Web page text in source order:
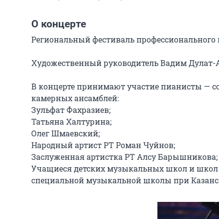
О концерте
Региональный фестиваль
Художественный руководитель Вадим Дулат-
В концерте принимают участие пианисты —
камерных ансамблей:
Зульфат Фахразиев;
Татьяна Халтурина;
Олег Шмаевский;
Народный артист РТ Роман Чуйнов;
Заслуженная артистка РТ Алсу Барышникова;
Учащиеся детских музыкальных школ и школ
специальной музыкальной школы при